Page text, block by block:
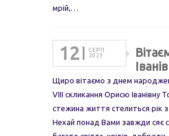
мрій,…
12
СЕРП.
2023
Щиро вітаємо з днем
VIII скликання Орисю Іванівну
стежина життя стелиться рік
Нехай понад Вами завжди сяє